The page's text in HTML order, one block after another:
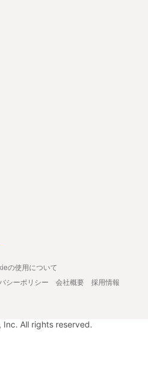
の使用について
シーポリシー 会社概要
採用情報
All rights reserved.